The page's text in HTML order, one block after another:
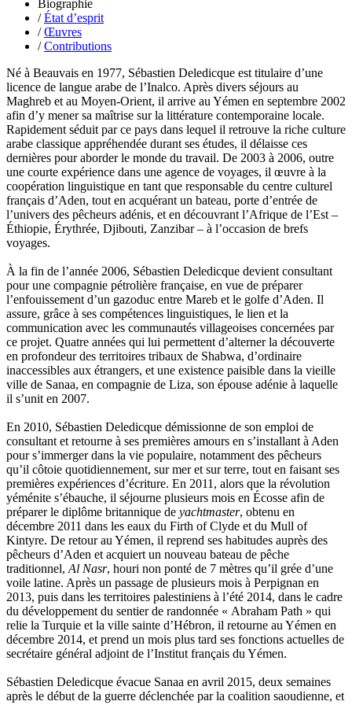
Heimburger Mario
Hervouët Tifenn
Houdaille Christophe
Hussain Fawaz
Imhof Valentine
Jacq Marie-Claire
Jallade Sébastien
Janichon Gérard
Kerouedan Annie
Klein Julie
Klotz Lætitia
Klvana Ilya
Kotry Jérôme
La Brosse Gaële de
Labouche Didier
Lacarrière Jacques
Laheurte Marielle
Lamotte Aymeric de
Lanni Dominique
Lanouguère-Bruneau Virginie
Lantz François
Lautier-Gaud Jean
Le Maître Anne
Leblanc Léopoldine
Leblay Julien
Lebrun Alain
Lelièvre Olivier
Lemire Olivier
Lemonnier Philippe
Lobo Éric
Lodoidamba Chadraabalyn
Loireau Alexis
Loquet Denis
Lutz Philippe
Luzzatto-Béjanin Béatrice
Manoukian Patrick
Marcel Patrick
Marthaler Claude
Mathé Brian
Mathieu Sandra
Miollis Bertrand de
Mittelette Eddie
Monchaud Morgan
Moullec Christian
Muller Victor
Biographie
/État d’esprit
/Œuvres
/Contributions
Né à Beauvais en 1977, Sébastien Deledicque est titulaire d’une
licence de langue arabe de l’Inalco. Après divers séjours au
Maghreb et au Moyen-Orient, il arrive au Yémen en septembre 2002
afin d’y mener sa maîtrise sur la littérature contemporaine locale.
Rapidement séduit par ce pays dans lequel il retrouve la riche culture
arabe classique appréhendée durant ses études, il délaisse ces
dernières pour aborder le monde du travail. De 2003 à 2006, outre
une courte expérience dans une agence de voyages, il œuvre à la
coopération linguistique en tant que responsable du centre culturel
français d’Aden, tout en acquérant un bateau, porte d’entrée de
l’univers des pêcheurs adénis, et en découvrant l’Afrique de l’Est –
Éthiopie, Érythrée, Djibouti, Zanzibar – à l’occasion de brefs
voyages.
À la fin de l’année 2006, Sébastien Deledicque devient consultant
pour une compagnie pétrolière française, en vue de préparer
l’enfouissement d’un gazoduc entre Mareb et le golfe d’Aden. Il
assure, grâce à ses compétences linguistiques, le lien et la
communication avec les communautés villageoises concernées par
ce projet. Quatre années qui lui permettent d’alterner la découverte
en profondeur des territoires tribaux de Shabwa, d’ordinaire
inaccessibles aux étrangers, et une existence paisible dans la vieille
ville de Sanaa, en compagnie de Liza, son épouse adénie à laquelle
il s’unit en 2007.
En 2010, Sébastien Deledicque démissionne de son emploi de
consultant et retourne à ses premières amours en s’installant à Aden
pour s’immerger dans la vie populaire, notamment des pêcheurs
qu’il côtoie quotidiennement, sur mer et sur terre, tout en faisant ses
premières expériences d’écriture. En 2011, alors que la révolution
yéménite s’ébauche, il séjourne plusieurs mois en Écosse afin de
préparer le diplôme britannique de yachtmaster, obtenu en
décembre 2011 dans les eaux du Firth of Clyde et du Mull of
Kintyre. De retour au Yémen, il reprend ses habitudes auprès des
pêcheurs d’Aden et acquiert un nouveau bateau de pêche
traditionnel, Al Nasr, houri non ponté de 7 mètres qu’il grée d’une
voile latine. Après un passage de plusieurs mois à Perpignan en
2013, puis dans les territoires palestiniens à l’été 2014, dans le cadre
du développement du sentier de randonnée « Abraham Path » qui
relie la Turquie et la ville sainte d’Hébron, il retourne au Yémen en
décembre 2014, et prend un mois plus tard ses fonctions actuelles de
secrétaire général adjoint de l’Institut français du Yémen.
Sébastien Deledicque évacue Sanaa en avril 2015, deux semaines
après le début de la guerre déclenchée par la coalition saoudienne, et